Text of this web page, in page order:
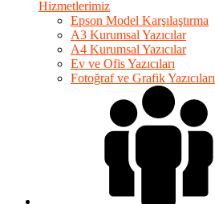
Hizmetlerimiz
Epson Model Karşılaştırma
A3 Kurumsal Yazıcılar
A4 Kurumsal Yazıcılar
Ev ve Ofis Yazıcıları
Fotoğraf ve Grafik Yazıcıları